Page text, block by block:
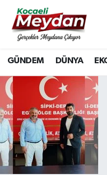
GÜNDEM DÜNYA
Nöbetçi Eczaneler
Hava Durumu
Trafik Durumu
Süper Lig Puan
Tüm Manşetler
Son Dakika Haberleri